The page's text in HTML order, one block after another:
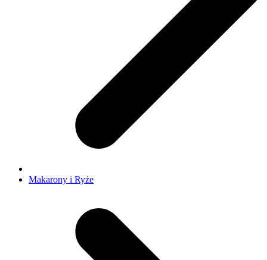
Makarony i Ryże